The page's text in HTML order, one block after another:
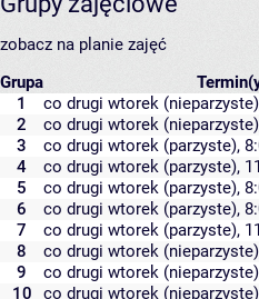
zobacz na planie zajęć
Grupa
1
co drugi wtorek
2
co drugi wtorek
3
co drugi wtorek (parzyste),
4
co drugi wtorek (parzyste),
5
co drugi wtorek (parzyste),
6
co drugi wtorek (parzyste),
7
co drugi wtorek (parzyste),
8
co drugi wtorek
9
co drugi wtorek
10
co drugi wtorek